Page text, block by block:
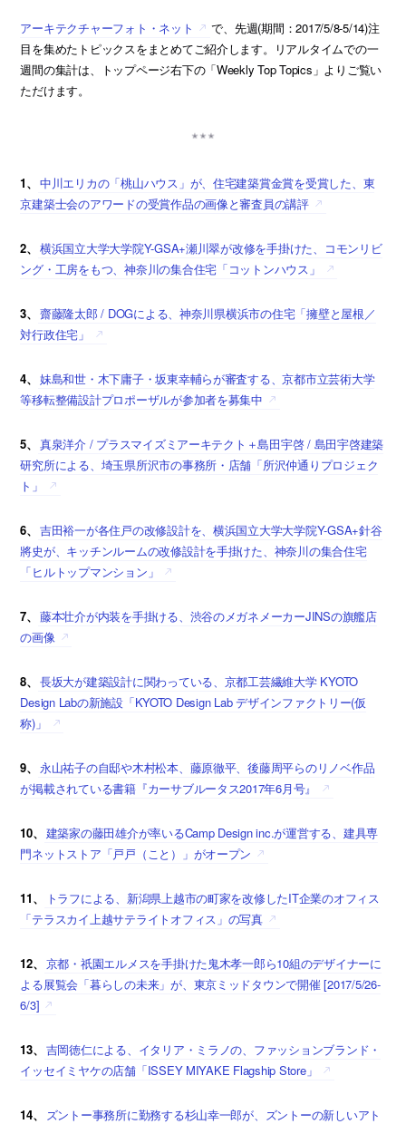
アーキテクチャーフォト・ネット
で、先週(期間：2017/5/8-5/14)注
目を集めたトピックスをまとめてご紹介します。リアルタイムでの一
週間の集計は、トップページ右下の「Weekly Top Topics」よりご覧い
ただけます。
1、
中川エリカの「桃山ハウス」が、住宅建築賞金賞を受賞した、東
京建築士会のアワードの受賞作品の画像と審査員の講評
2、
横浜国立大学大学院Y-GSA+瀬川翠が改修を手掛けた、コモンリビ
ング・工房をもつ、神奈川の集合住宅「コットンハウス」
3、
齋藤隆太郎 / DOGによる、神奈川県横浜市の住宅「擁壁と屋根／
対行政住宅」
4、
妹島和世・木下庸子・坂東幸輔らが審査する、京都市立芸術大学
等移転整備設計プロポーザルが参加者を募集中
5、
真泉洋介 / プラスマイズミアーキテクト＋島田宇啓 / 島田宇啓建築
研究所による、埼玉県所沢市の事務所・店舗「所沢仲通りプロジェク
ト」
6、
吉田裕一が各住戸の改修設計を、横浜国立大学大学院Y-GSA+針谷
將史が、キッチンルームの改修設計を手掛けた、神奈川の集合住宅
「ヒルトップマンション」
7、
藤本壮介が内装を手掛ける、渋谷のメガネメーカーJINSの旗艦店
の画像
8、
長坂大が建築設計に関わっている、京都工芸繊維大学 KYOTO
Design Labの新施設「KYOTO Design Lab デザインファクトリー(仮
称)」
9、
永山祐子の自邸や木村松本、藤原徹平、後藤周平らのリノベ作品
が掲載されている書籍『カーサブルータス2017年6月号』
10、
建築家の藤田雄介が率いるCamp Design inc.が運営する、建具専
門ネットストア「戸戸（こと）」がオープン
11、
トラフによる、新潟県上越市の町家を改修したIT企業のオフィス
「テラスカイ上越サテライトオフィス」の写真
12、
京都・祇園エルメスを手掛けた鬼木孝一郎ら10組のデザイナーに
よる展覧会「暮らしの未来」が、東京ミッドタウンで開催 [2017/5/26-
6/3]
13、
吉岡徳仁による、イタリア・ミラノの、ファッションブランド・
イッセイミヤケの店舗「ISSEY MIYAKE Flagship Store」
14、
ズントー事務所に勤務する杉山幸一郎が、ズントーの新しいアト